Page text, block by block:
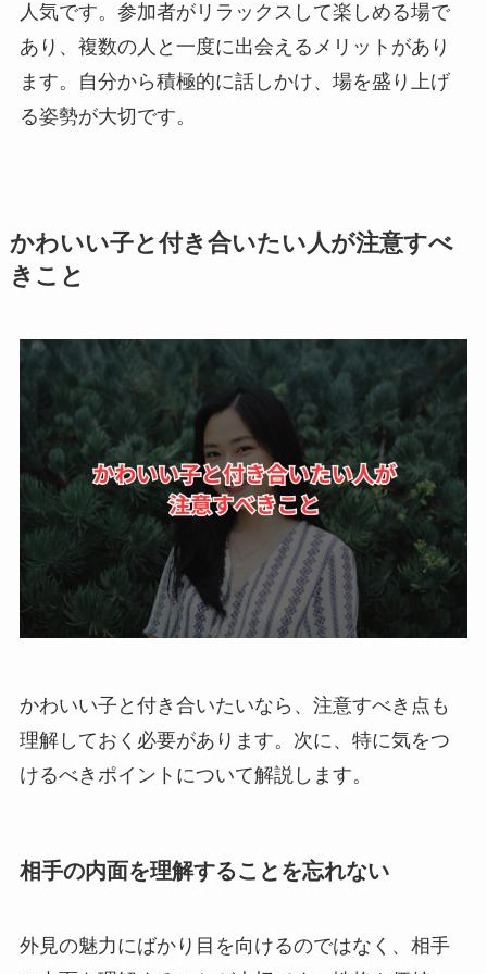
人気です。参加者がリラックスして楽しめる場で
あり、複数の人と一度に出会えるメリットがあり
ます。自分から積極的に話しかけ、場を盛り上げ
る姿勢が大切です。
かわいい子と付き合いたい人が注意すべ
きこと
かわいい子と付き合いたいなら、注意すべき点も
理解しておく必要があります。次に、特に気をつ
けるべきポイントについて解説します。
相手の内面を理解することを忘れない
外見の魅力にばかり目を向けるのではなく、相手